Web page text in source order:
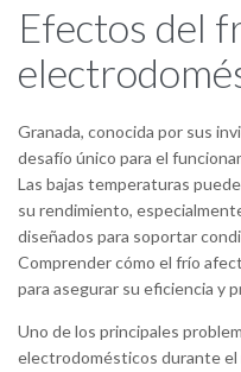
Efectos del
Granada, conocida por sus
desafío único para el
Las bajas temperaturas
su rendimiento,
diseñados para soportar
Comprender cómo el frío
para asegurar su eficiencia y
Uno de los principales
electrodomésticos durante el